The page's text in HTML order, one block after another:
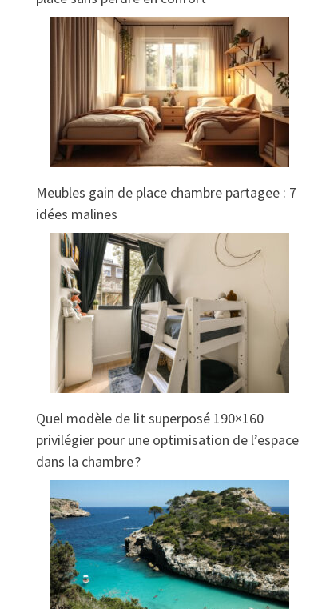
Meubles gain de place chambre partagee : 7
idées malines
Quel modèle de lit superposé 190×160
privilégier pour une optimisation de l’espace
dans la chambre ?